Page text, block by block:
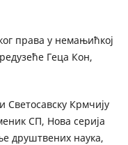
права у немањићкој
Геца Кон,
Светосавску Крмчију
СП, Нова серија
друштвених наука,